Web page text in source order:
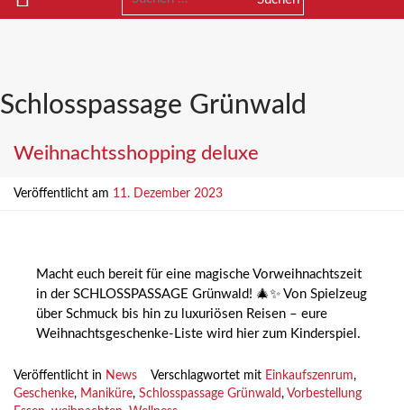
Schlosspassage Grünwald
Weihnachtsshopping deluxe
Veröffentlicht am 11. Dezember 2023
Macht euch bereit für eine magische Vorweihnachtszeit
in der SCHLOSSPASSAGE Grünwald! 🎄✨ Von Spielzeug
über Schmuck bis hin zu luxuriösen Reisen – eure
Weihnachtsgeschenke-Liste wird hier zum Kinderspiel.
Veröffentlicht in News Verschlagwortet mit Einkaufszenrum,
Geschenke, Maniküre, Schlosspassage Grünwald, Vorbestellung